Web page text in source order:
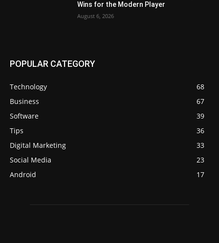
Wins for the Modern Player
August 6, 2026
POPULAR CATEGORY
Technology
68
Business
67
Software
39
Tips
36
Digital Marketing
33
Social Media
23
Android
17